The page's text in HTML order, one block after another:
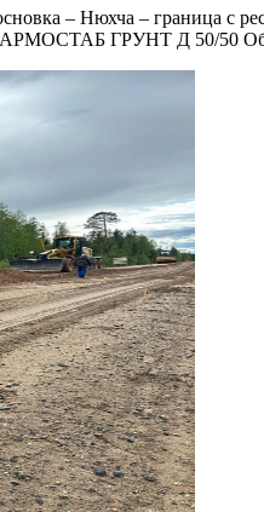
– Нюхча – граница с
АРМОСТАБ ГРУНТ Д 50/50